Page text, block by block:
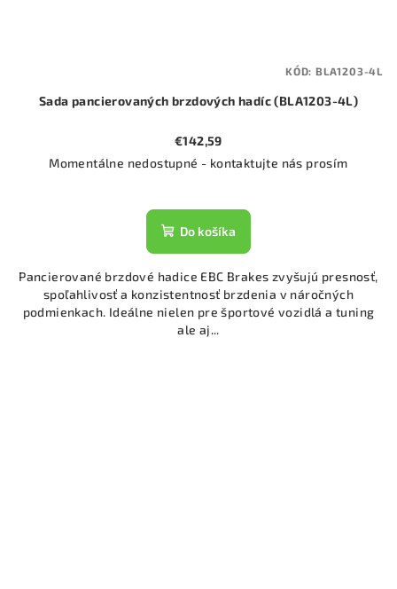
Sada pancierovaných brzdových hadíc (BLA1203-4L)
€142,59
Momentálne nedostupné - kontaktujte nás prosím
Do košíka
Pancierované brzdové hadice EBC Brakes zvyšujú presnosť,
spoľahlivosť a konzistentnosť brzdenia v náročných
podmienkach. Ideálne nielen pre športové vozidlá a tuning
ale aj...
KÓD: BLA1203-4L